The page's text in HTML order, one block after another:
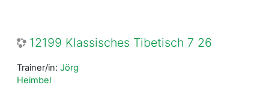
12199 Klassisches Tibetisch 7 26
Trainer/in: Jörg
Heimbel